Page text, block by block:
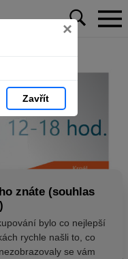
×
Zavřít
znáte (souhlas
bylo co nejlepší
rychle našli to, co
se vám